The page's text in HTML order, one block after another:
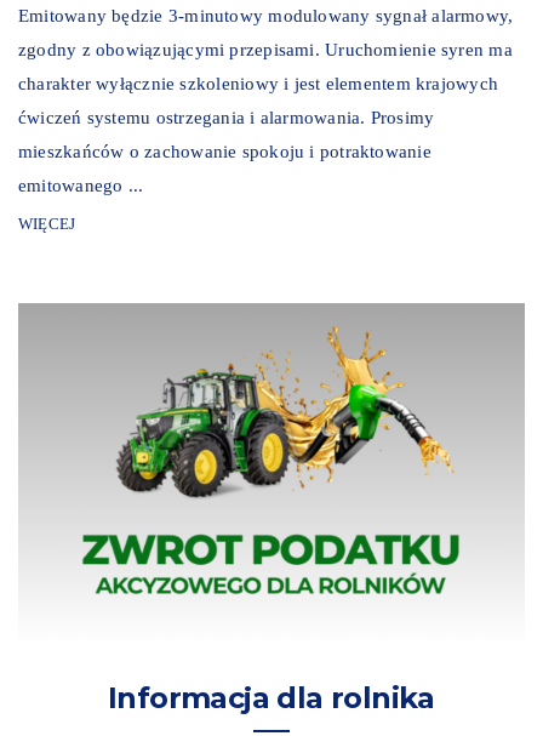
Emitowany będzie 3-minutowy modulowany sygnał alarmowy,
zgodny z obowiązującymi przepisami. Uruchomienie syren ma
charakter wyłącznie szkoleniowy i jest elementem krajowych
ćwiczeń systemu ostrzegania i alarmowania. Prosimy
mieszkańców o zachowanie spokoju i potraktowanie
emitowanego ...
WIĘCEJ
Informacja dla rolnika